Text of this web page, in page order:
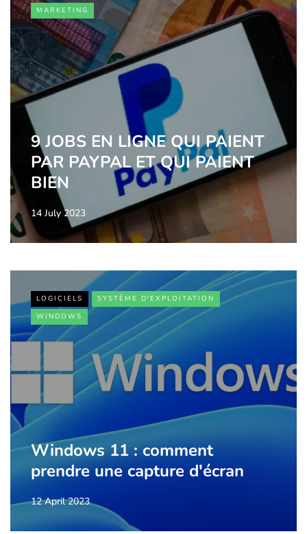
MARKETING
9 JOBS EN LIGNE QUI PAIENT
PAR PAYPAL ET QUI PAIENT
BIEN
14 July 2023
LOGICIELS
SYSTÈME D'EXPLOITATION
WINDOWS
Windows 11 : comment
prendre une capture d'écran
12 April 2023